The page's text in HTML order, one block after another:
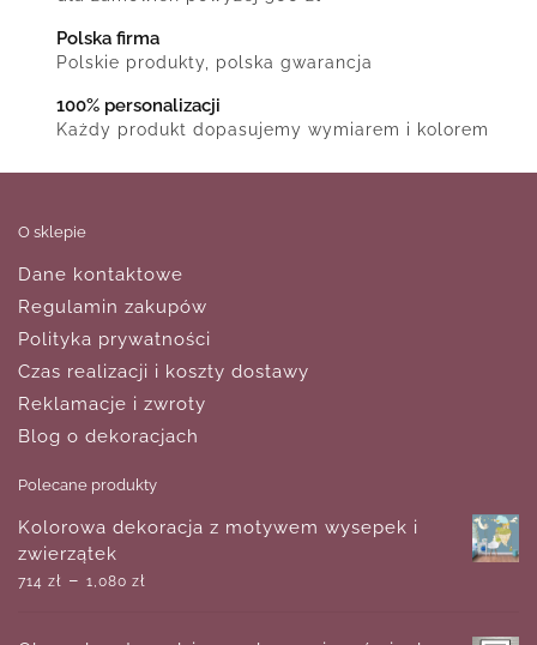
Polska firma
Polskie produkty, polska gwarancja
100% personalizacji
Każdy produkt dopasujemy wymiarem i kolorem
O sklepie
Dane kontaktowe
Regulamin zakupów
Polityka prywatności
Czas realizacji i koszty dostawy
Reklamacje i zwroty
Blog o dekoracjach
Polecane produkty
Kolorowa dekoracja z motywem wysepek i
zwierzątek
714 zł – 1,080 zł